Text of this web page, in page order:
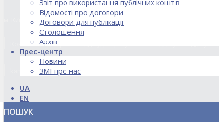
Звіт про використання публічних коштів
Відомості про договори
Договори для публікації
Оголошення
Архів
Прес-центр
Новини
ЗМІ про нас
UA
EN
м. Київ, вул. Кирилівська, 85
Контакти договірного відділу, розрахункового відділу та відділу
kanc@uie.kiev.ua
ПОШУК